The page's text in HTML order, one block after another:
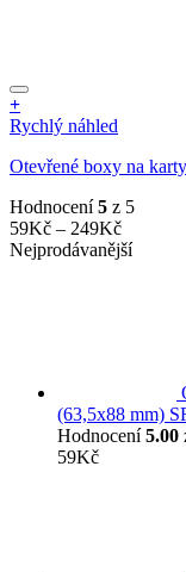
+
Tento
má
variant.
Možnosti
lze
Rychlý náhled
Otevřené boxy na karty
Hodnocení5 z 5
59Kč – 249KčRozpětí
cen:
Nejprodávanější
(63,5x88 mm)
Hodnocení5.00
59Kč